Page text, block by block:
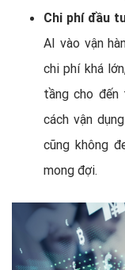
Chi phí đầu
AI vào vận
chi phí khá
tầng cho đến
cách vận
cũng không
mong đợi.